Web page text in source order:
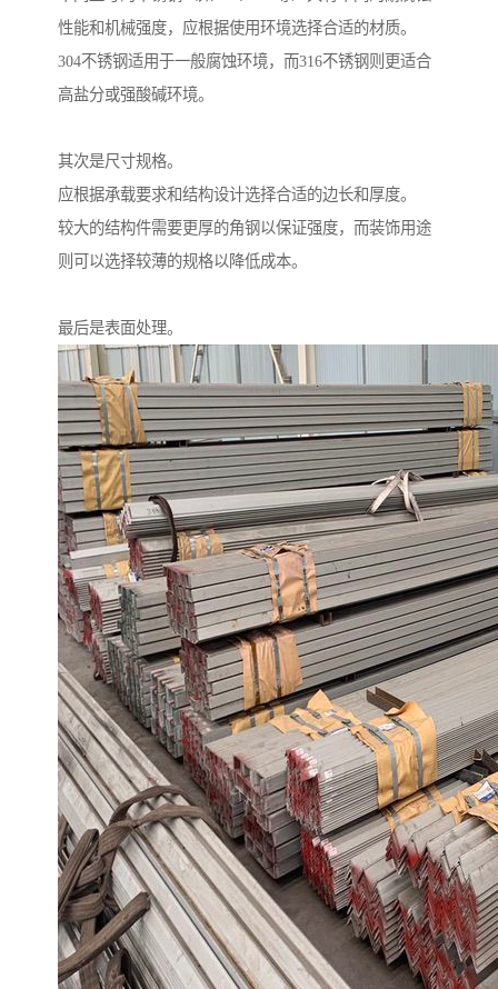
性能和机械强度，应根据使用环境选择合适的材质。
304不锈钢适用于一般腐蚀环境，而316不锈钢则更适合
高盐分或强酸碱环境。
其次是尺寸规格。
应根据承载要求和结构设计选择合适的边长和厚度。
较大的结构件需要更厚的角钢以保证强度，而装饰用途
则可以选择较薄的规格以降低成本。
最后是表面处理。